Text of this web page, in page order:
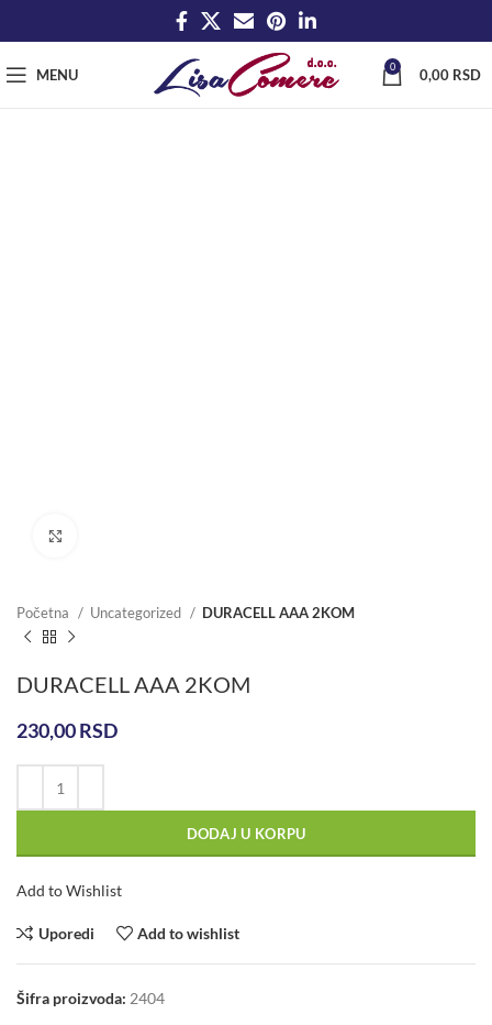
MENU 0 0,00 RSD
Početna Uncategorized DURACELL AAA 2KOM
DURACELL AAA 2KOM
230,00RSD
DODAJ U KORPU
Add to Wishlist
Uporedi Add to wishlist
Šifra proizvoda: 2404